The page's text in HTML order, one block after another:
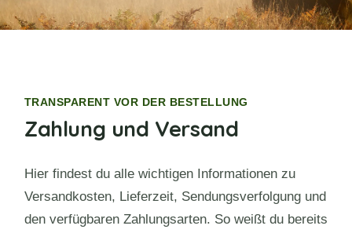
TRANSPARENT VOR DER BESTELLUNG
Zahlung und Versand
Hier findest du alle wichtigen Informationen zu
Versandkosten, Lieferzeit, Sendungsverfolgung und
den verfügbaren Zahlungsarten. So weißt du bereits